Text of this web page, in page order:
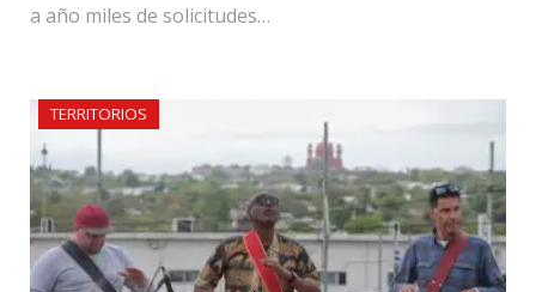
a año miles de solicitudes…
TERRITORIOS